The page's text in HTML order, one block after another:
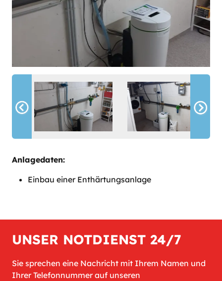
Anlagedaten:
Einbau einer Enthärtungsanlage
UNSER NOTDIENST 24/7
Sie sprechen eine Nachricht mit Ihrem Namen und
Ihrer Telefonnummer auf unseren